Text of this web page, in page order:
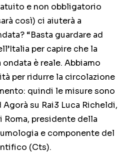
e non obbligatorio
così) ci aiuterà a
“Basta guardare ad
per capire che la
è reale. Abbiamo
per ridurre la circolazione
quindi le misure sono
su Rai3 Luca Richeldi,
presidente della
e componente del
(Cts).